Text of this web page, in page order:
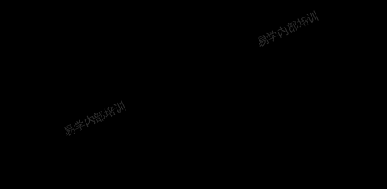
易学内部培训
易学内部培训